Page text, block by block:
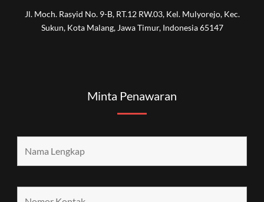
Jl. Moch. Rasyid No. 9-B, RT.12 RW.03, Kel. Mulyorejo, Kec.
Sukun, Kota Malang, Jawa Timur, Indonesia 65147
Minta Penawaran